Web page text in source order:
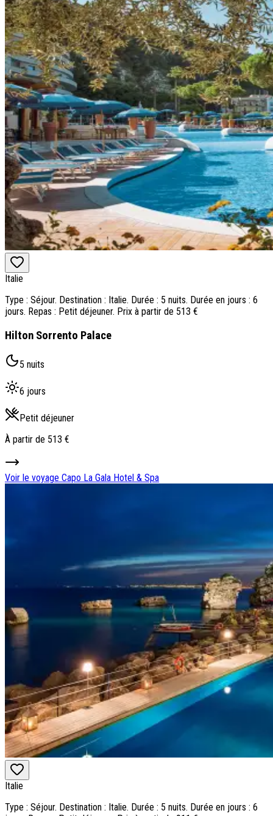
Italie
Type : Séjour. Destination : Italie. Durée : 5 nuits. Durée en jours : 6
jours. Repas : Petit déjeuner. Prix à partir de 513 €
Hilton Sorrento Palace
5 nuits
6 jours
Petit déjeuner
À partir de 513 €
Voir le voyage Capo La Gala Hotel & Spa
Italie
Type : Séjour. Destination : Italie. Durée : 5 nuits. Durée en jours : 6